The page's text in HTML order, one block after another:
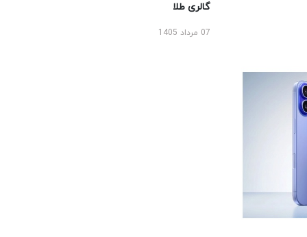
گالری طلا
07 مرداد 1405